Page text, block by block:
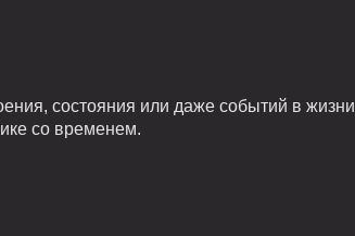
состояния или даже событий в жизни
со временем.